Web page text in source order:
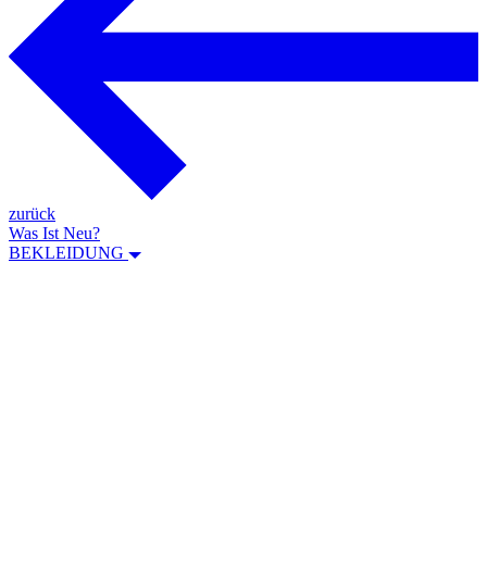
zurück
Was Ist Neu?
BEKLEIDUNG